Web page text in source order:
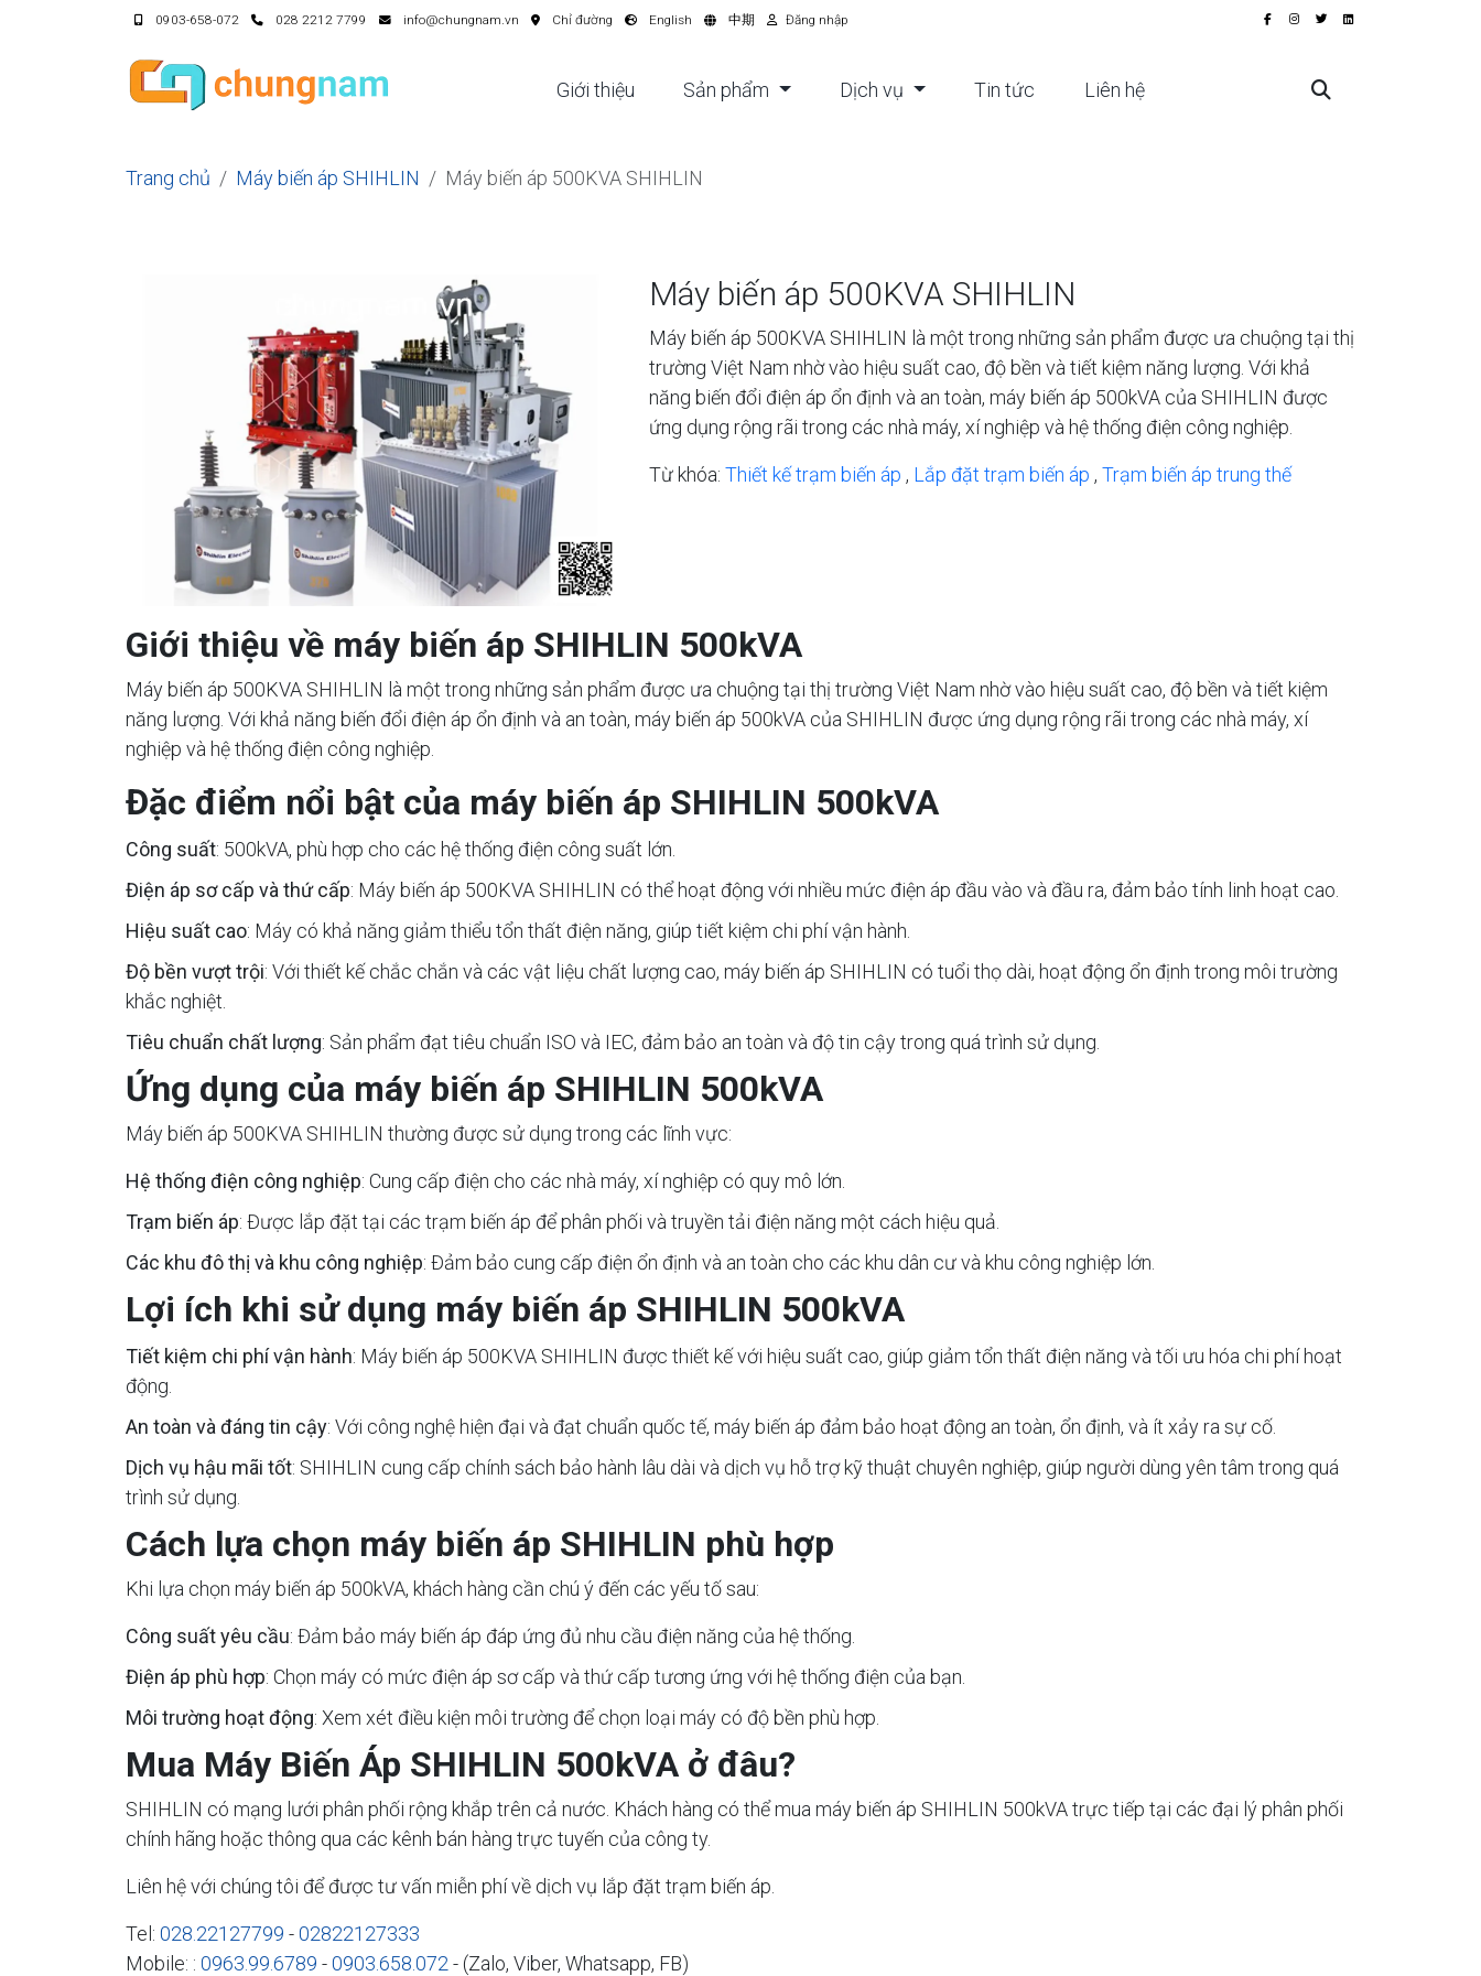
0903-658-072 028 2212 7799 info@chungnam.vn Chỉ đường English 中期 Đăng nhập
Giới thiệu Sản phẩm Dịch vụ Tin tức Liên hệ
Trang chủ Máy biến áp SHIHLIN Máy biến áp 500KVA SHIHLIN
Máy biến áp 500KVA SHIHLIN
Máy biến áp 500KVA SHIHLIN là một trong những sản phẩm được ưa chuộng tại thị
trường Việt Nam nhờ vào hiệu suất cao, độ bền và tiết kiệm năng lượng. Với khả
năng biến đổi điện áp ổn định và an toàn, máy biến áp 500kVA của SHIHLIN được
ứng dụng rộng rãi trong các nhà máy, xí nghiệp và hệ thống điện công nghiệp.
Từ khóa: Thiết kế trạm biến áp , Lắp đặt trạm biến áp , Trạm biến áp trung thế
Giới thiệu về máy biến áp SHIHLIN 500kVA
Máy biến áp 500KVA SHIHLIN là một trong những sản phẩm được ưa chuộng tại thị trường Việt Nam nhờ vào hiệu suất cao, độ bền và tiết kiệm
năng lượng. Với khả năng biến đổi điện áp ổn định và an toàn, máy biến áp 500kVA của SHIHLIN được ứng dụng rộng rãi trong các nhà máy, xí
nghiệp và hệ thống điện công nghiệp.
Đặc điểm nổi bật của máy biến áp SHIHLIN 500kVA
Công suất: 500kVA, phù hợp cho các hệ thống điện công suất lớn.
Điện áp sơ cấp và thứ cấp: Máy biến áp 500KVA SHIHLIN có thể hoạt động với nhiều mức điện áp đầu vào và đầu ra, đảm bảo tính linh hoạt cao.
Hiệu suất cao: Máy có khả năng giảm thiểu tổn thất điện năng, giúp tiết kiệm chi phí vận hành.
Độ bền vượt trội: Với thiết kế chắc chắn và các vật liệu chất lượng cao, máy biến áp SHIHLIN có tuổi thọ dài, hoạt động ổn định trong môi trường
khắc nghiệt.
Tiêu chuẩn chất lượng: Sản phẩm đạt tiêu chuẩn ISO và IEC, đảm bảo an toàn và độ tin cậy trong quá trình sử dụng.
Ứng dụng của máy biến áp SHIHLIN 500kVA
Máy biến áp 500KVA SHIHLIN thường được sử dụng trong các lĩnh vực:
Hệ thống điện công nghiệp: Cung cấp điện cho các nhà máy, xí nghiệp có quy mô lớn.
Trạm biến áp: Được lắp đặt tại các trạm biến áp để phân phối và truyền tải điện năng một cách hiệu quả.
Các khu đô thị và khu công nghiệp: Đảm bảo cung cấp điện ổn định và an toàn cho các khu dân cư và khu công nghiệp lớn.
Lợi ích khi sử dụng máy biến áp SHIHLIN 500kVA
Tiết kiệm chi phí vận hành: Máy biến áp 500KVA SHIHLIN được thiết kế với hiệu suất cao, giúp giảm tổn thất điện năng và tối ưu hóa chi phí hoạt
động.
An toàn và đáng tin cậy: Với công nghệ hiện đại và đạt chuẩn quốc tế, máy biến áp đảm bảo hoạt động an toàn, ổn định, và ít xảy ra sự cố.
Dịch vụ hậu mãi tốt: SHIHLIN cung cấp chính sách bảo hành lâu dài và dịch vụ hỗ trợ kỹ thuật chuyên nghiệp, giúp người dùng yên tâm trong quá
trình sử dụng.
Cách lựa chọn máy biến áp SHIHLIN phù hợp
Khi lựa chọn máy biến áp 500kVA, khách hàng cần chú ý đến các yếu tố sau:
Công suất yêu cầu: Đảm bảo máy biến áp đáp ứng đủ nhu cầu điện năng của hệ thống.
Điện áp phù hợp: Chọn máy có mức điện áp sơ cấp và thứ cấp tương ứng với hệ thống điện của bạn.
Môi trường hoạt động: Xem xét điều kiện môi trường để chọn loại máy có độ bền phù hợp.
Mua Máy Biến Áp SHIHLIN 500kVA ở đâu?
SHIHLIN có mạng lưới phân phối rộng khắp trên cả nước. Khách hàng có thể mua máy biến áp SHIHLIN 500kVA trực tiếp tại các đại lý phân phối
chính hãng hoặc thông qua các kênh bán hàng trực tuyến của công ty.
Liên hệ với chúng tôi để được tư vấn miễn phí về dịch vụ lắp đặt trạm biến áp.
Tel: 028.22127799 -02822127333
Mobile: : 0963.99.6789 -0903.658.072 - (Zalo, Viber, Whatsapp, FB)